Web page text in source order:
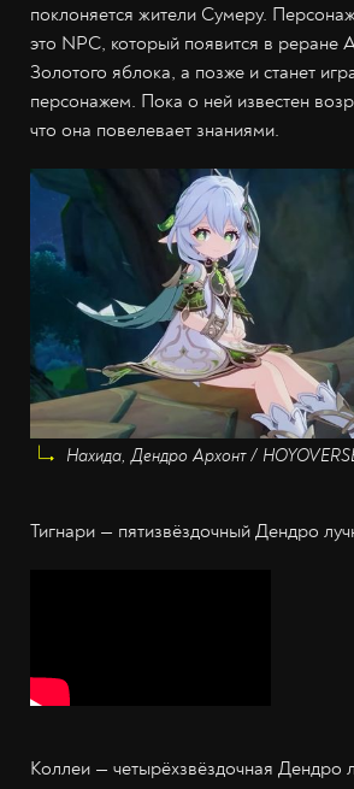
поклоняется жители Сумеру.
это NPC, который появится в реране
Золотого яблока, а позже и станет
персонажем. Пока о ней известен
что она повелевает знаниями.
Нахида, Дендро Архонт /
Тигнари — пятизвёздочный Дендро
Коллеи — четырёхзвёздочная Дендро